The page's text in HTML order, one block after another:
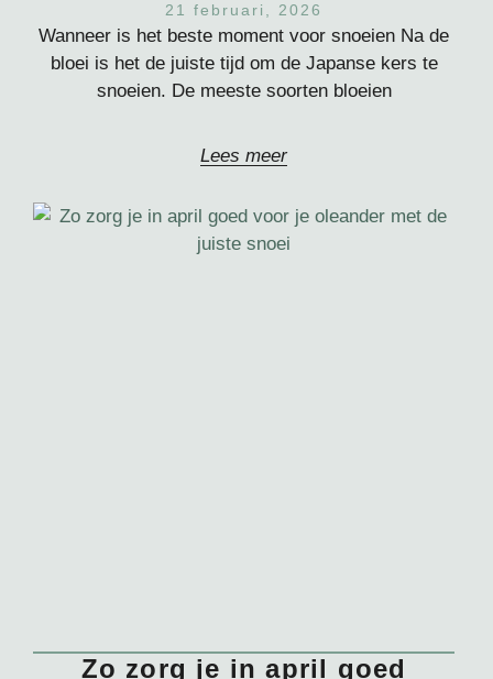
21 februari, 2026
Wanneer is het beste moment voor snoeien Na de
bloei is het de juiste tijd om de Japanse kers te
snoeien. De meeste soorten bloeien
Lees meer
Zo zorg je in april goed